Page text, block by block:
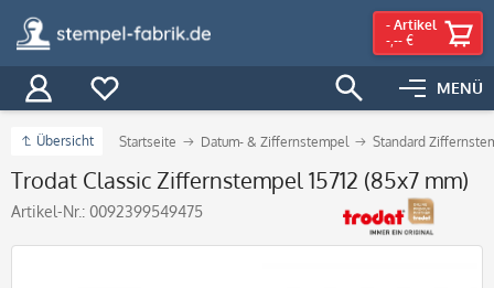
MENÜ
- Artikel
-,-- €
Übersicht Startseite Datum- & Ziffernstempel Standard
Trodat Classic Ziffernstempel 15712 (85x7 mm)
Artikel-Nr.: 0092399549475